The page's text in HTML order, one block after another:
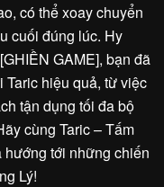
có thể xoay chuyển
cuối đúng lúc. Hy
GAME], bạn đã
Taric hiệu quả, từ việc
tận dụng tối đa bộ
cùng Taric – Tấm
hướng tới những chiến
Lý!